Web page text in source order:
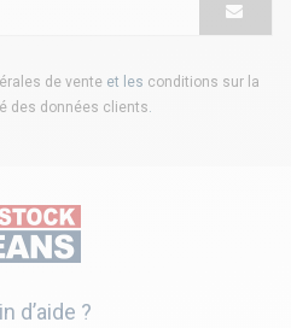
de vente et les conditions sur la
des données clients
d’aide ?